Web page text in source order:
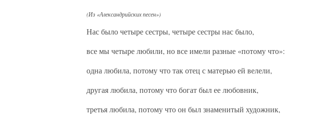
(Из «Александрийских песен»)
Нас было четыре сестры, четыре сестры нас было,
все мы четыре любили, но все имели разные «потому что»:
одна любила, потому что так отец с матерью ей велели,
другая любила, потому что богат был ее любовник,
третья любила, потому что он был знаменитый художник,